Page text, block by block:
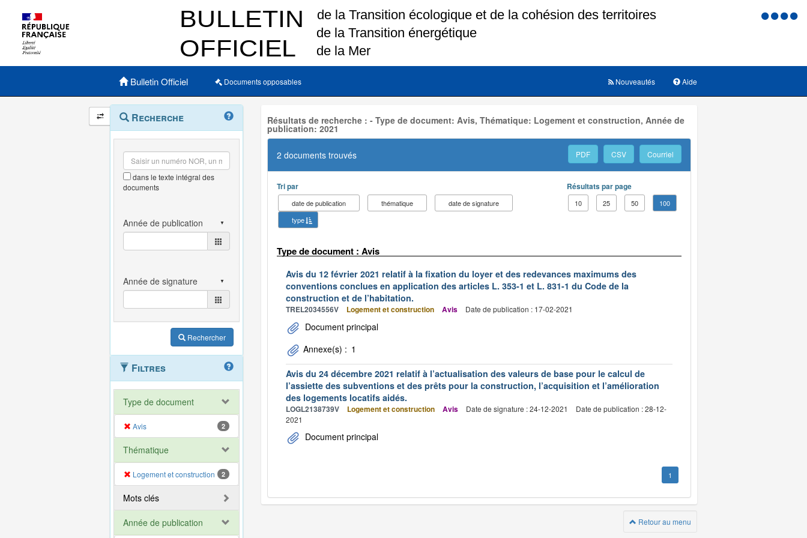
Menu
Menu principal
Bulletin Officiel Documents opposables Aide
Nouveautés
Navigation
et
outils
annexes
Menu
contextuel
Recherche
dans le texte intégral des
documents
Rechercher
Filtres
Type de document
Avis 2
Thématique
Logement et construction 2
Mots clés
Année de publication
Résultats de recherche : - Type de document: Avis, Thématique: Logement et construction, Année de
publication: 2021
2 documents trouvés PDF CSV Courriel
Tri par
date de publication thématique
date de signature
type
Résultats par page
10 25 50 100
Type de document : Avis
Avis du 12 février 2021 relatif à la fixation du loyer et des redevances maximums des
conventions conclues en application des articles L. 353-1 et L. 831-1 du Code de la
construction et de l’habitation.
TREL2034556V Logement et construction Avis Date de publication : 17-02-2021
Document principal
Annexe(s) : 1
Avis du 24 décembre 2021 relatif à l’actualisation des valeurs de base pour le calcul de
l’assiette des subventions et des prêts pour la construction, l’acquisition et l’amélioration
des logements locatifs aidés.
LOGL2138739V Logement et construction Avis Date de signature : 24-12-2021
Date de publication : 28-12-
2021
Document principal
1
Retour au menu